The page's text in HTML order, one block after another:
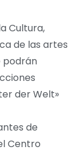
Cultura,
de las artes
podrán
der Welt»
de
Centro